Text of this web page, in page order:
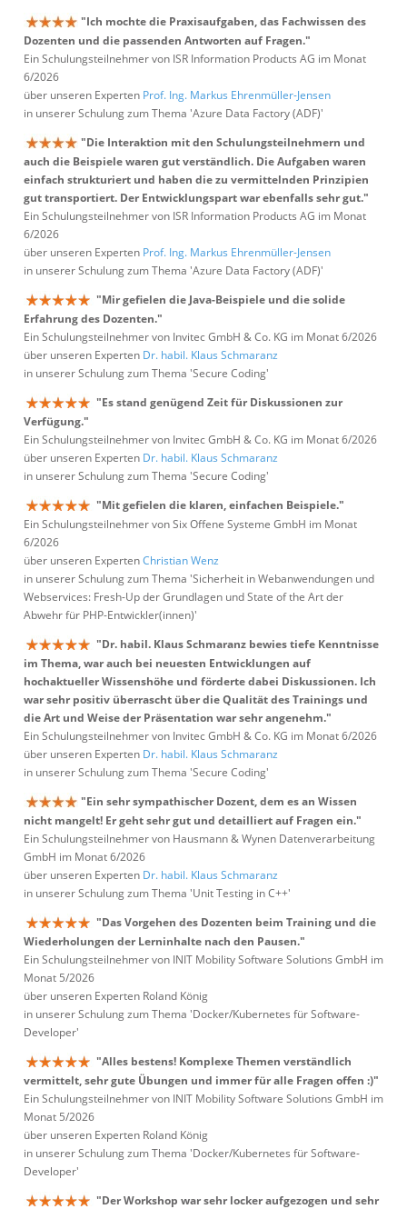
"Ich mochte die Praxisaufgaben, das Fachwissen des
Dozenten und die passenden Antworten auf Fragen."
Ein Schulungsteilnehmer von ISR Information Products AG im Monat
6/2026
über unseren Experten Prof. Ing. Markus Ehrenmüller-Jensen
in unserer Schulung zum Thema 'Azure Data Factory (ADF)'
"Die Interaktion mit den Schulungsteilnehmern und
auch die Beispiele waren gut verständlich. Die Aufgaben waren
einfach strukturiert und haben die zu vermittelnden Prinzipien
gut transportiert. Der Entwicklungspart war ebenfalls sehr gut."
Ein Schulungsteilnehmer von ISR Information Products AG im Monat
6/2026
über unseren Experten Prof. Ing. Markus Ehrenmüller-Jensen
in unserer Schulung zum Thema 'Azure Data Factory (ADF)'
"Mir gefielen die Java-Beispiele und die solide
Erfahrung des Dozenten."
Ein Schulungsteilnehmer von Invitec GmbH & Co. KG im Monat 6/2026
über unseren Experten Dr. habil. Klaus Schmaranz
in unserer Schulung zum Thema 'Secure Coding'
"Es stand genügend Zeit für Diskussionen zur
Verfügung."
Ein Schulungsteilnehmer von Invitec GmbH & Co. KG im Monat 6/2026
über unseren Experten Dr. habil. Klaus Schmaranz
in unserer Schulung zum Thema 'Secure Coding'
"Mit gefielen die klaren, einfachen Beispiele."
Ein Schulungsteilnehmer von Six Offene Systeme GmbH im Monat
6/2026
über unseren ExpertenChristian Wenz
in unserer Schulung zum Thema 'Sicherheit in Webanwendungen und
Webservices: Fresh-Up der Grundlagen und State of the Art der
Abwehr für PHP-Entwickler(innen)'
"Dr. habil. Klaus Schmaranz bewies tiefe Kenntnisse
im Thema, war auch bei neuesten Entwicklungen auf
hochaktueller Wissenshöhe und förderte dabei Diskussionen. Ich
war sehr positiv überrascht über die Qualität des Trainings und
die Art und Weise der Präsentation war sehr angenehm."
Ein Schulungsteilnehmer von Invitec GmbH & Co. KG im Monat 6/2026
über unseren Experten Dr. habil. Klaus Schmaranz
in unserer Schulung zum Thema 'Secure Coding'
"Ein sehr sympathischer Dozent, dem es an Wissen
nicht mangelt! Er geht sehr gut und detailliert auf Fragen ein."
Ein Schulungsteilnehmer von Hausmann & Wynen Datenverarbeitung
GmbH im Monat 6/2026
über unseren Experten Dr. habil. Klaus Schmaranz
in unserer Schulung zum Thema 'Unit Testing in C++'
"Das Vorgehen des Dozenten beim Training und die
Wiederholungen der Lerninhalte nach den Pausen."
Ein Schulungsteilnehmer von INIT Mobility Software Solutions GmbH im
Monat 5/2026
über unseren Experten Roland König
in unserer Schulung zum Thema 'Docker/Kubernetes für Software-
Developer'
"Alles bestens! Komplexe Themen verständlich
vermittelt, sehr gute Übungen und immer für alle Fragen offen :)"
Ein Schulungsteilnehmer von INIT Mobility Software Solutions GmbH im
Monat 5/2026
über unseren Experten Roland König
in unserer Schulung zum Thema 'Docker/Kubernetes für Software-
Developer'
"Der Workshop war sehr locker aufgezogen und sehr